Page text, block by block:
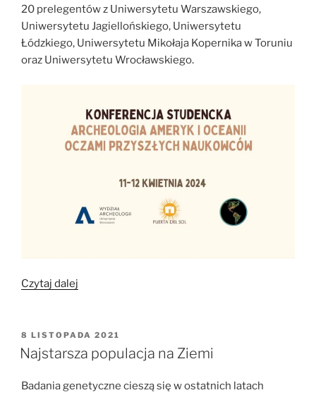
20 prelegentów z Uniwersytetu Warszawskiego,
Uniwersytetu Jagiellońskiego, Uniwersytetu
Łódzkiego, Uniwersytetu Mikołaja Kopernika w Toruniu
oraz Uniwersytetu Wrocławskiego.
Czytaj dalej
Oceanii
oczami
naukowców”
OPUBLIKOWANE
W
8 LISTOPADA 2021
Najstarsza populacja na Ziemi
Badania genetyczne cieszą się w ostatnich latach